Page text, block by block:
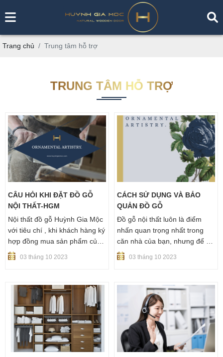
Trang chủ Trung tâm hỗ trợ
TRUNG TÂM HỖ TRỢ
CÂU HỎI KHI ĐẶT ĐỒ GỖ
NỘI THẤT-HGM
Nội thất đồ gỗ Huỳnh Gia Mộc
với tiêu chí , khi khách hàng ký
hợp đồng mua sản phẩm của
chúng tôi thì tất cả những gút
điều được nhân viên tư vấn
của chúng tôi giải đáp rõ ràng
triệt để . Chúng tôi tổng hợp
tất cả những câu hỏi của quý
khách trong thời gian qua
nhằm cho giúp quý khách
hàng hiểu rõ hơn về Nội thất
03 tháng 10 2023
CÁCH SỬ DỤNG VÀ BẢO
QUẢN ĐỒ GỖ
Đồ gỗ nội thất luôn là điểm
nhấn quan trọng nhất trong
căn nhà của bạn, nhưng để sử
dụng và bảo quản tốt đồ gỗ thì
ra nhằm làm tăng tuổi thọ của
đồ gỗ nội thất trong ngôi nhà
của bạn.
03 tháng 10 2023